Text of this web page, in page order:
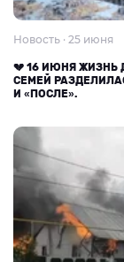
Новость · 25 июня
💔 16 ИЮНЯ ЖИЗНЬ
СЕМЕЙ
И «ПОСЛЕ».